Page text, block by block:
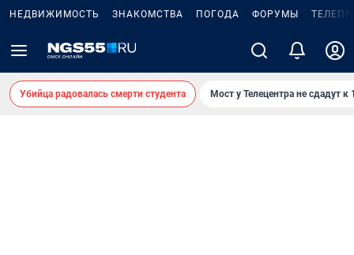
НЕДВИЖИМОСТЬ ЗНАКОМСТВА ПОГОДА ФОРУМЫ
Убийца радовалась смерти студента Мост у Телецентра не сдадут к